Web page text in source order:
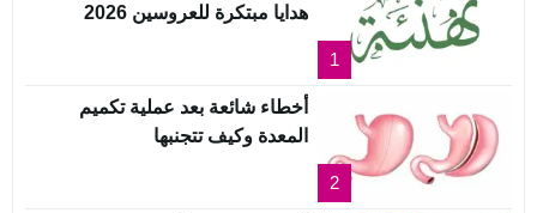
1
هدايا مبتكرة للعروسين 2026
2
أخطاء شائعة بعد عملية تكميم
المعدة وكيف تتجنبها